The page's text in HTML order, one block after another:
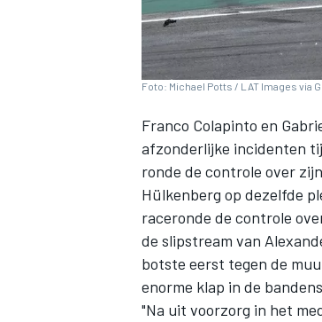
WEC
Foto: Michael Potts / LAT Images via
Franco Colapinto en
afzonderlijke incidenten
ronde de controle over zijn
Hülkenberg op dezelfde
raceronde de controle
de slipstream van
botste eerst tegen de
enorme klap in de
"Na uit voorzorg in het